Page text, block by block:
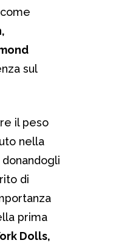
sul
il peso
nella
donandogli
di
prima
Dolls,